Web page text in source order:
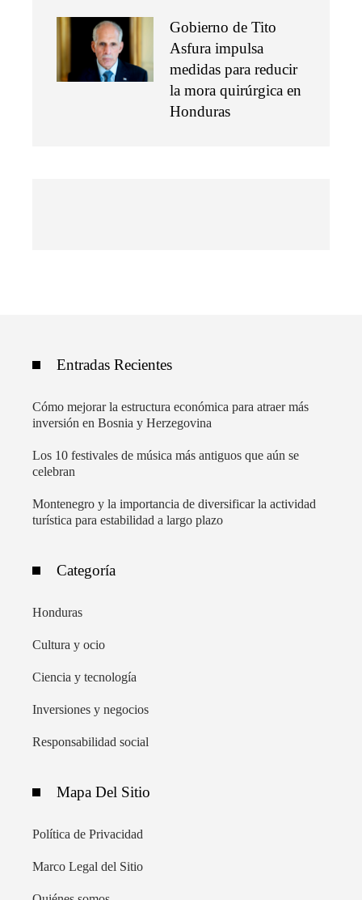
Gobierno de Tito
Asfura impulsa
medidas para reducir
la mora quirúrgica en
Honduras
Entradas Recientes
Cómo mejorar la estructura económica para atraer más
inversión en Bosnia y Herzegovina
Los 10 festivales de música más antiguos que aún se
celebran
Montenegro y la importancia de diversificar la actividad
turística para estabilidad a largo plazo
Categoría
Honduras
Cultura y ocio
Ciencia y tecnología
Inversiones y negocios
Responsabilidad social
Mapa Del Sitio
Política de Privacidad
Marco Legal del Sitio